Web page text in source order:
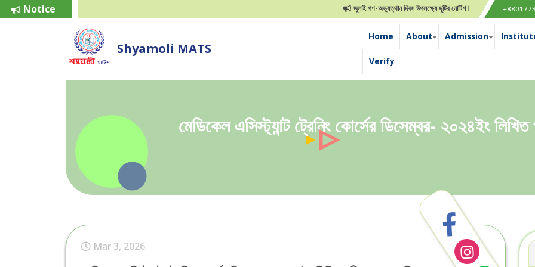
Notice জুলাই গণ-অভ্যুত্থান দিবস উপলক্ষ্যে ছুটির নোটিশ। মেডিকেল
Shyamoli MATS
Home About Admission
Verify
মেডিকেল এসিস্ট্যান্ট ট্রেনিং কোর্সের ডিসেম্বর- ২০২৪ইং লিখিত
Mar 3, 2026